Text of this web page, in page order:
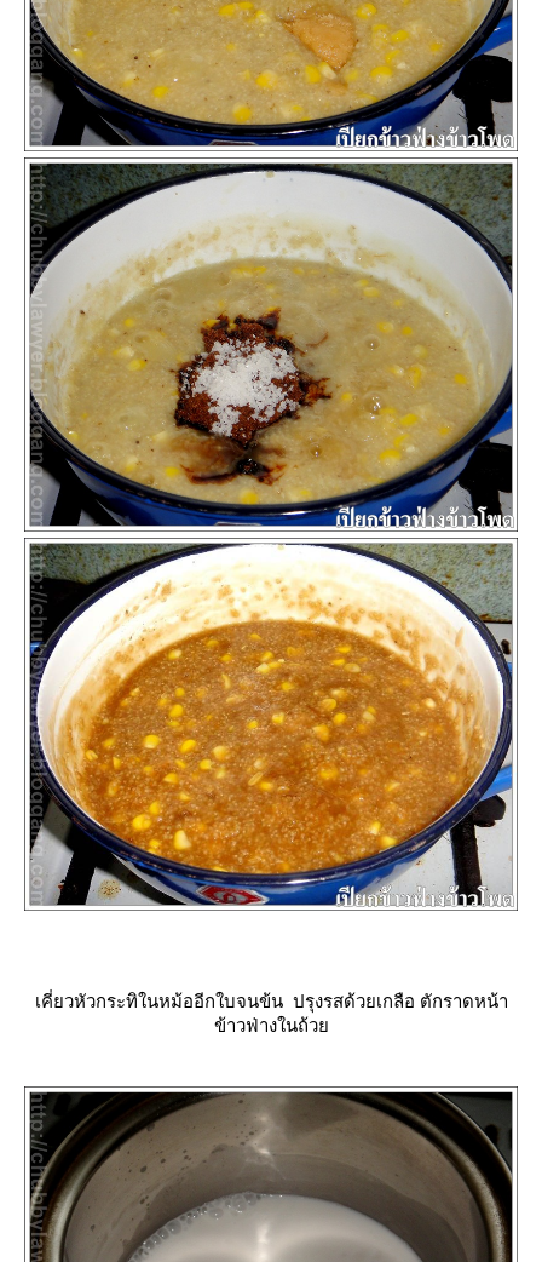
เคี่ยวหัวกระทิในหม้ออีกใบจนข้น ปรุงรสด้วยเกลือ ตักราดหน้า
ข้าวฟ่างในถ้ว